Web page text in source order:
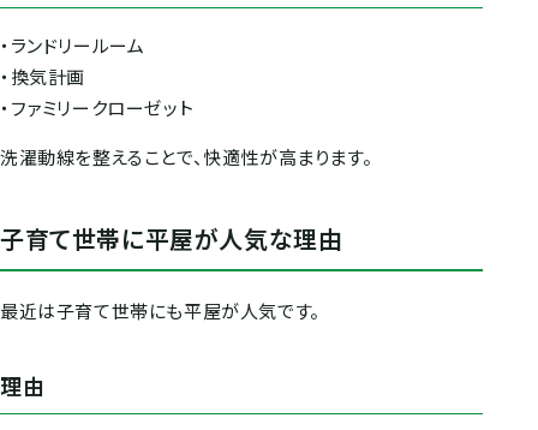
・ランドリールーム
・換気計画
・ファミリークローゼット
洗濯動線を整えることで、快適性が高まります。
子育て世帯に平屋が人気な理由
最近は子育て世帯にも平屋が人気です。
理由